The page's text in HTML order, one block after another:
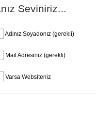
Seviniriz...
Adınız Soyadonız (gerekli)
Mail Adresiniz (gerekli)
Varsa Websiteniz